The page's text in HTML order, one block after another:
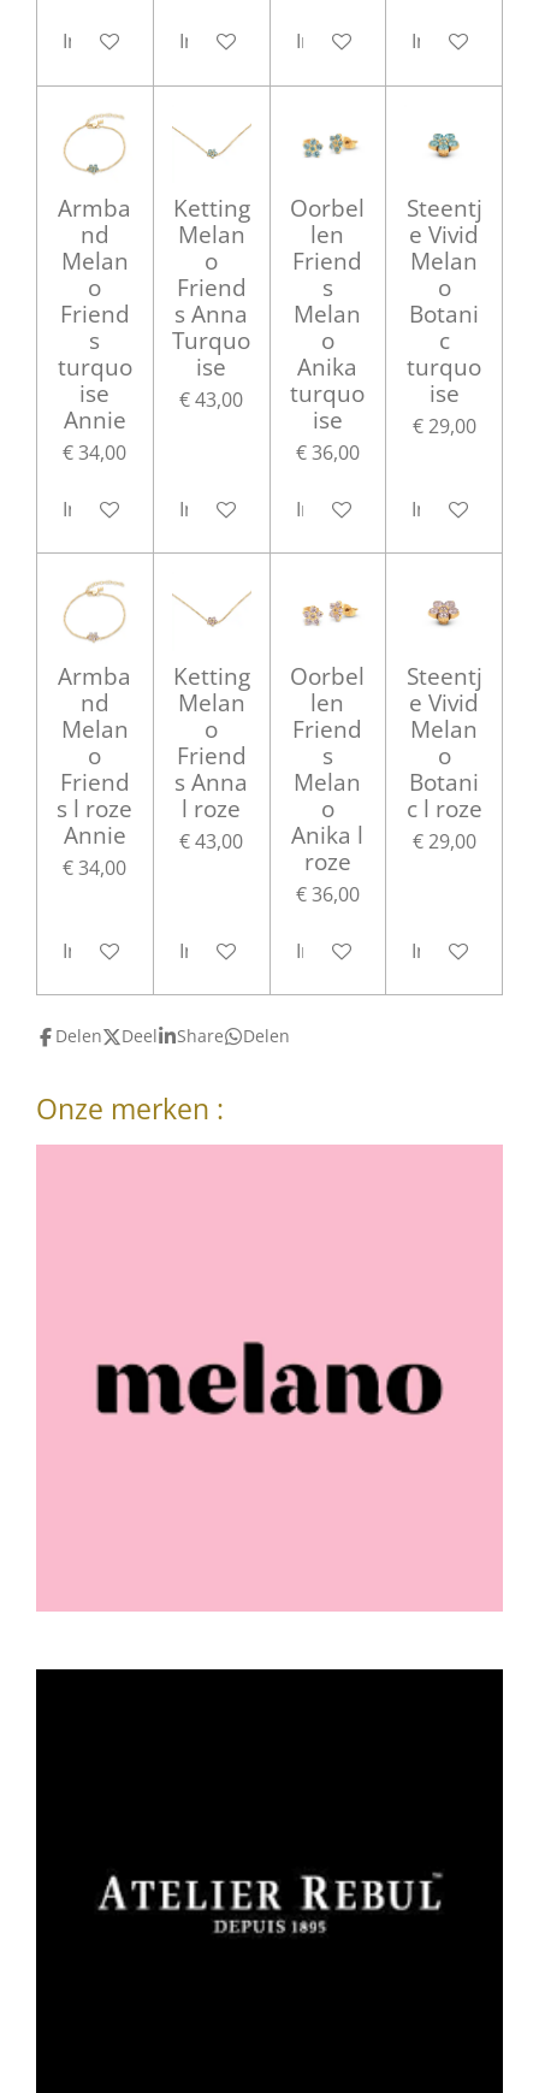
In winkelwagenIn winkelwagenIn winkelwagenIn
Armba
nd
Melan
o
Friend
s
turquo
ise
Annie
€ 34,00
In winkelwagen
Ketting
Melan
o
Friend
s Anna
Turquo
ise
€ 43,00
In winkelwagen
Oorbel
len
Friend
s
Melan
o
Anika
turquo
ise
€ 36,00
In winkelwagen
Steentj
e Vivid
Melan
o
Botani
c
turquo
ise
€ 29,00
In
Armba
nd
Melan
o
Friend
s l roze
Annie
€ 34,00
In winkelwagen
Ketting
Melan
o
Friend
s Anna
l roze
€ 43,00
In winkelwagen
Oorbel
len
Friend
s
Melan
o
Anika l
roze
€ 36,00
In winkelwagen
Steentj
e Vivid
Melan
o
Botani
c l roze
€ 29,00
In
Delen Deel Share Delen
Onze merken :